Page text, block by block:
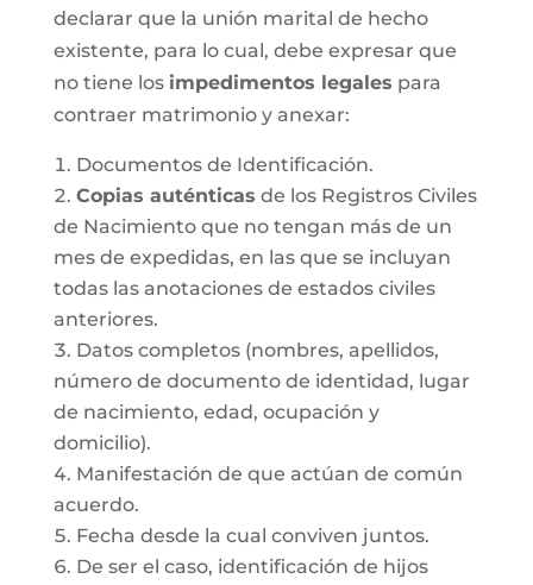
declarar que la unión marital de hecho
existente, para lo cual, debe expresar que
no tiene los impedimentos legales para
contraer matrimonio y anexar:
Documentos de Identificación.
Copias auténticas de los Registros Civiles
de Nacimiento que no tengan más de un
mes de expedidas, en las que se incluyan
todas las anotaciones de estados civiles
anteriores.
Datos completos (nombres, apellidos,
número de documento de identidad, lugar
de nacimiento, edad, ocupación y
domicilio).
Manifestación de que actúan de común
acuerdo.
Fecha desde la cual conviven juntos.
De ser el caso, identificación de hijos